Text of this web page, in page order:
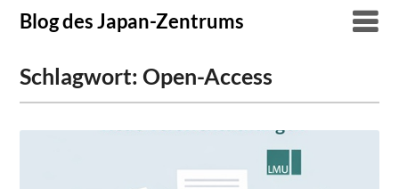
SkipBlog des Japan-Zentrums
Schlagwort:Open-Access